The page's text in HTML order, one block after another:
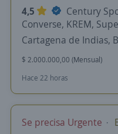
4,5
Century
Converse, KREM,
Cartagena de Indias,
$ 2.000.000,00 (Mensual)
Hace 22 horas
Se precisa Urgente